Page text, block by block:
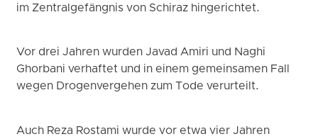
im Zentralgefängnis von Schiraz hingerichtet.
Vor drei Jahren wurden Javad Amiri und Naghi
Ghorbani verhaftet und in einem gemeinsamen Fall
wegen Drogenvergehen zum Tode verurteilt.
Auch Reza Rostami wurde vor etwa vier Jahren